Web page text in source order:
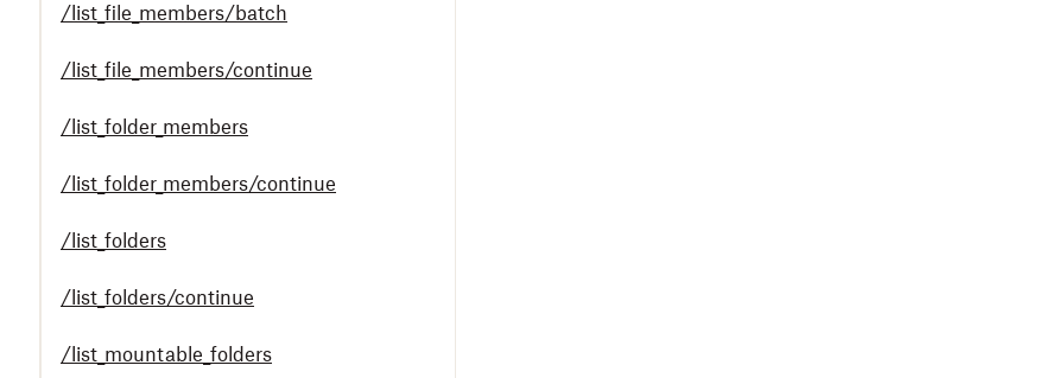
/list_file_members/batch
/list_file_members/continue
/list_folder_members
/list_folder_members/continue
/list_folders
/list_folders/continue
/list_mountable_folders